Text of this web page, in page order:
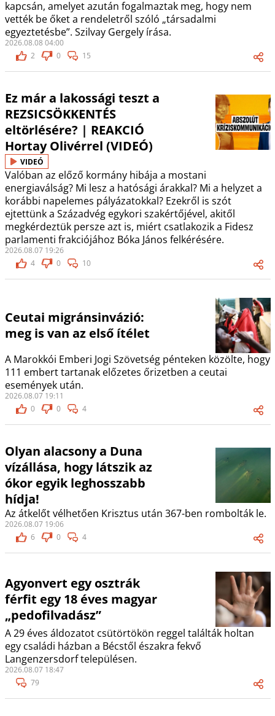
kapcsán, amelyet azután fogalmaztak meg, hogy nem
vették be őket a rendeletről szóló „társadalmi
egyeztetésbe”. Szilvay Gergely írása.
2026.08.08 04:00
2
0 15
Ez már a lakossági teszt a
REZSICSÖKKENTÉS
eltörlésére? | REAKCIÓ
Hortay Olivérrel (VIDEÓ)
VIDEÓ
Valóban az előző kormány hibája a mostani
energiaválság? Mi lesz a hatósági árakkal? Mi a helyzet a
korábbi napelemes pályázatokkal? Ezekről is szót
ejtettünk a Századvég egykori szakértőjével, akitől
megkérdeztük persze azt is, miért csatlakozik a Fidesz
parlamenti frakciójához Bóka János felkérésére.
2026.08.07 19:26
4
0 10
Ceutai migránsinvázió:
meg is van az első ítélet
A Marokkói Emberi Jogi Szövetség pénteken közölte, hogy
111 embert tartanak előzetes őrizetben a ceutai
események után.
2026.08.07 19:11
0
0 4
Olyan alacsony a Duna
vízállása, hogy látszik az
ókor egyik leghosszabb
hídja!
Az átkelőt vélhetően Krisztus után 367-ben rombolták le.
2026.08.07 19:06
6
0 4
Agyonvert egy osztrák
férfit egy 18 éves magyar
„pedofilvadász”
A 29 éves áldozatot csütörtökön reggel találták holtan
egy családi házban a Bécstől északra fekvő
Langenzersdorf településen.
2026.08.07 18:47
79